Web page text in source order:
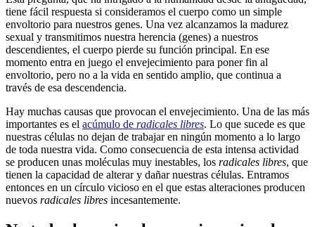
tiene fácil respuesta si consideramos el cuerpo como un simple
envoltorio para nuestros genes. Una vez alcanzamos la madurez
sexual y transmitimos nuestra herencia (genes) a nuestros
descendientes, el cuerpo pierde su función principal. En ese
momento entra en juego el envejecimiento para poner fin al
envoltorio, pero no a la vida en sentido amplio, que continua a
través de esa descendencia.
Hay muchas causas que provocan el envejecimiento. Una de las más
importantes es el acúmulo de radicales libres. Lo que sucede es que
nuestras células no dejan de trabajar en ningún momento a lo largo
de toda nuestra vida. Como consecuencia de esta intensa actividad
se producen unas moléculas muy inestables, los radicales libres, que
tienen la capacidad de alterar y dañar nuestras células. Entramos
entonces en un círculo vicioso en el que estas alteraciones producen
nuevos radicales libres incesantemente.